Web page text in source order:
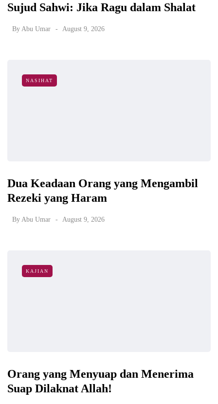
Sujud Sahwi: Jika Ragu dalam Shalat
By Abu Umar August 9, 2026
NASIHAT
Dua Keadaan Orang yang Mengambil
Rezeki yang Haram
By Abu Umar August 9, 2026
KAJIAN
Orang yang Menyuap dan Menerima
Suap Dilaknat Allah!